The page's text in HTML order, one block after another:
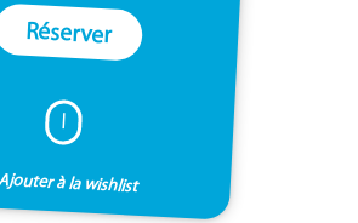
Réserver
I
à la wishlist